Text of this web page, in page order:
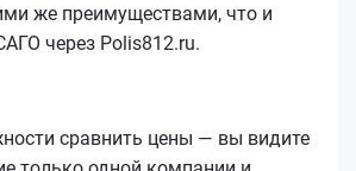
же преимуществами, что и
через Polis812.ru.
сравнить цены — вы видите